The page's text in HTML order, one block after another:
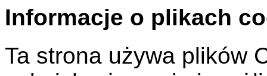
Informacje o plikach
Ta strona używa plików